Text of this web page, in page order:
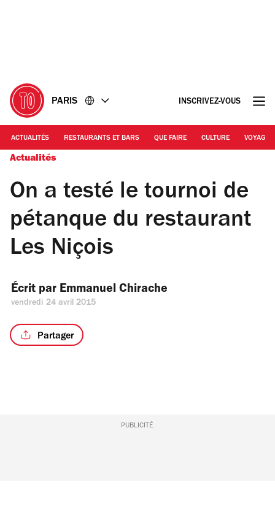
PARIS INSCRIVEZ-VOUS
ACTUALITÉS RESTAURANTS ET BARS QUE FAIRE CULTURE VOYAGE
Actualités
On a testé le tournoi de
pétanque du restaurant
Les Niçois
Écrit par Emmanuel Chirache
vendredi 24 avril 2015
Partager
PUBLICITÉ